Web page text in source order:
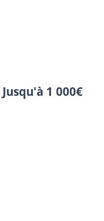
Jusqu'à 1 000€